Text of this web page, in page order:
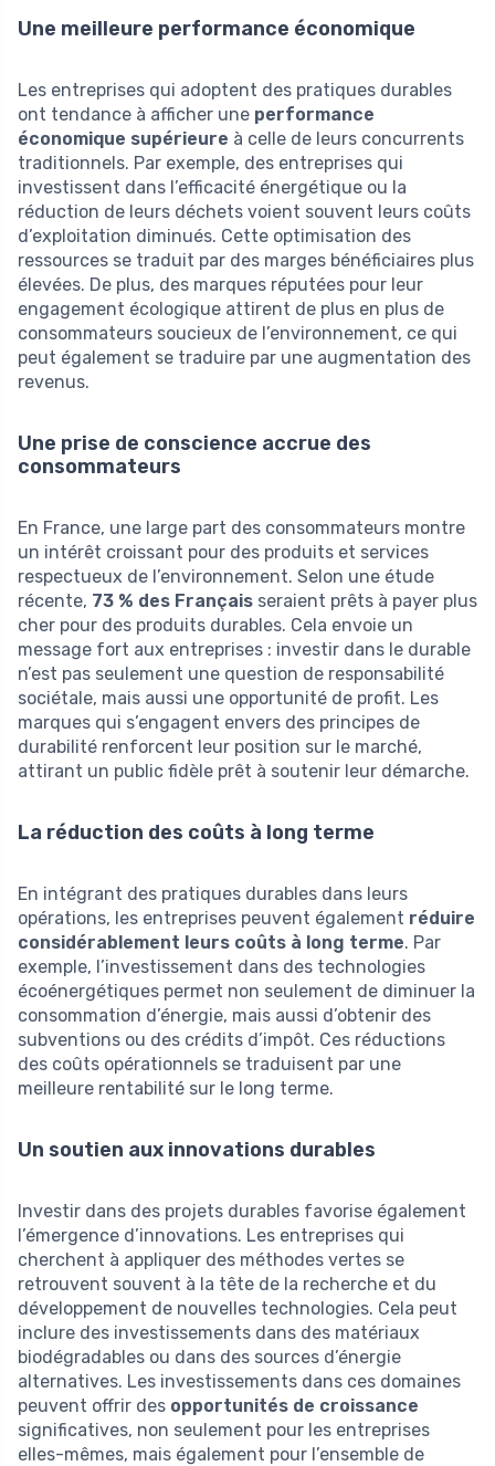
Une meilleure performance économique
Les entreprises qui adoptent des pratiques durables
ont tendance à afficher une performance
économique supérieure à celle de leurs concurrents
traditionnels. Par exemple, des entreprises qui
investissent dans l’efficacité énergétique ou la
réduction de leurs déchets voient souvent leurs coûts
d’exploitation diminués. Cette optimisation des
ressources se traduit par des marges bénéficiaires plus
élevées. De plus, des marques réputées pour leur
engagement écologique attirent de plus en plus de
consommateurs soucieux de l’environnement, ce qui
peut également se traduire par une augmentation des
revenus.
Une prise de conscience accrue des
consommateurs
En France, une large part des consommateurs montre
un intérêt croissant pour des produits et services
respectueux de l’environnement. Selon une étude
récente, 73 % des Français seraient prêts à payer plus
cher pour des produits durables. Cela envoie un
message fort aux entreprises : investir dans le durable
n’est pas seulement une question de responsabilité
sociétale, mais aussi une opportunité de profit. Les
marques qui s’engagent envers des principes de
durabilité renforcent leur position sur le marché,
attirant un public fidèle prêt à soutenir leur démarche.
La réduction des coûts à long terme
En intégrant des pratiques durables dans leurs
opérations, les entreprises peuvent également réduire
considérablement leurs coûts à long terme. Par
exemple, l’investissement dans des technologies
écoénergétiques permet non seulement de diminuer la
consommation d’énergie, mais aussi d’obtenir des
subventions ou des crédits d’impôt. Ces réductions
des coûts opérationnels se traduisent par une
meilleure rentabilité sur le long terme.
Un soutien aux innovations durables
Investir dans des projets durables favorise également
l’émergence d’innovations. Les entreprises qui
cherchent à appliquer des méthodes vertes se
retrouvent souvent à la tête de la recherche et du
développement de nouvelles technologies. Cela peut
inclure des investissements dans des matériaux
biodégradables ou dans des sources d’énergie
alternatives. Les investissements dans ces domaines
peuvent offrir des opportunités de croissance
significatives, non seulement pour les entreprises
elles-mêmes, mais également pour l’ensemble de